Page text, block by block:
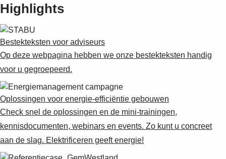
Highlights
Bestekteksten voor adviseurs
Op deze webpagina hebben we onze bestekteksten handig
voor u gegroepeerd.
Oplossingen voor energie-efficiëntie gebouwen
Check snel de oplossingen en de mini-trainingen,
kennisdocumenten, webinars en events. Zo kunt u concreet
aan de slag. Elektrificeren geeft energie!